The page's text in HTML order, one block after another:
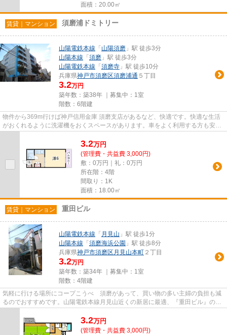
面積：20.00㎡
賃貸｜マンション 須磨浦ドミトリー
山陽電鉄本線 「 山陽須磨 」駅 徒歩3分
山陽本線 「 須磨 」駅 徒歩3分
山陽電鉄本線 「 須磨寺 」駅 徒歩10分
兵庫県神戸市須磨区須磨浦通 ５丁目
3.2万円
築年数：築38年 ｜募集中： 1室
階数：6階建
物件から369m行けば神戸信用金庫 須磨支店があるなど、快適です。快適な生活
がおくれるように洗濯機をおくスペースがあります。車をよく利用する方も安
3.2万円
(管理費・共益費 3,000円)
敷：0万円｜礼：0万円
所在階：4階
間取り：1K
面積：18.00㎡
賃貸｜マンション 重田ビル
山陽電鉄本線 「 月見山 」駅 徒歩1分
山陽本線 「 須磨海浜公園 」駅 徒歩8分
兵庫県神戸市須磨区 月見山本町 ２丁目
3.2万円
築年数：築34年 ｜募集中： 1室
階数：4階建
気軽に行ける場所にコープこうべ 須磨があって、買い物の多い主婦の負担も減
るのでおすすめです。山陽電鉄本線月見山近くの新居に最適、『重田ビル』の最
3.2万円
(管理費・共益費 3,000円)